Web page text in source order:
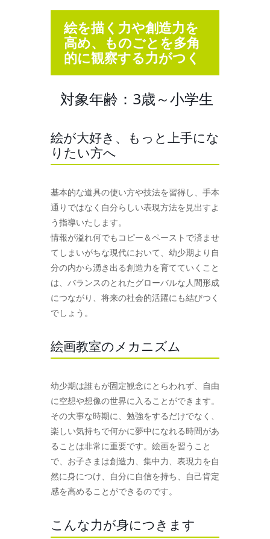
絵を描く力や創造力を
高め、ものごとを多角
的に観察する力がつく
対象年齢：3歳～小学生
絵が大好き、もっと上手にな
りたい方へ
基本的な道具の使い方や技法を習得し、手本
通りではなく自分らしい表現方法を見出すよ
う指導いたします。
情報が溢れ何でもコピー＆ペーストで済ませ
てしまいがちな現代において、幼少期より自
分の内から湧き出る創造力を育てていくこと
は、バランスのとれたグローバルな人間形成
につながり、将来の社会的活躍にも結びつく
でしょう。
絵画教室のメカニズム
幼少期は誰もが固定観念にとらわれず、自由
に空想や想像の世界に入ることができます。
その大事な時期に、勉強をするだけでなく、
楽しい気持ちで何かに夢中になれる時間があ
ることは非常に重要です。絵画を習うこと
で、お子さまは創造力、集中力、表現力を自
然に身につけ、自分に自信を持ち、自己肯定
感を高めることができるのです。
こんな力が身につきます